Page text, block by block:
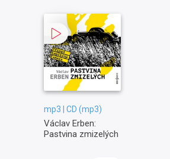
mp3 | CD (mp3)
Václav Erben:
Pastvina zmizelých